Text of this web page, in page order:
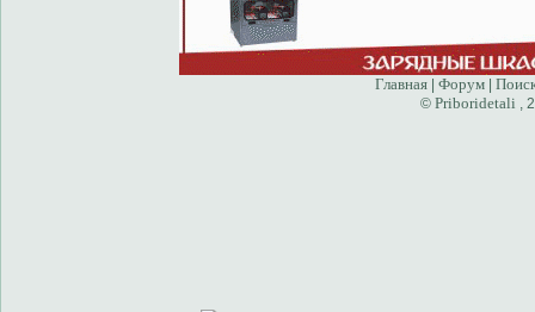
Главная| Форум|
© Priboridetali ,